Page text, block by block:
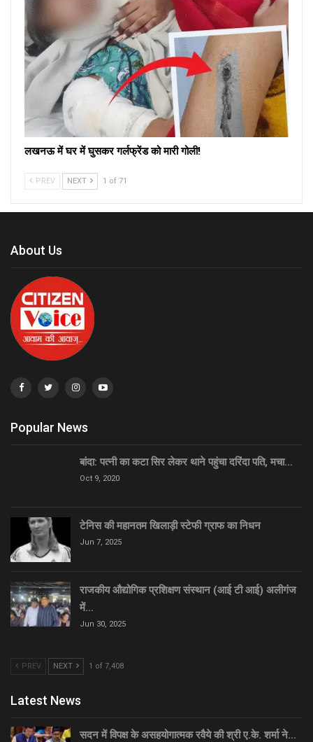
लखनऊ में घर में घुसकर गर्लफ्रेंड को मारी गोली!
PREV NEXT 1 of 71
About Us
Popular News
बांदा: पत्नी का कटा सिर लेकर थाने पहुंचा दरिंदा पति, मचा…
Oct 9, 2020
टेनिस की महानतम खिलाड़ी स्टेफी ग्राफ का निधन
Jun 7, 2025
राजकीय औद्योगिक प्रशिक्षण संस्थान (आई टी आई) अलीगंज
में…
Jun 30, 2025
PREV NEXT 1 of 7,408
Latest News
सदन में विपक्ष के असहयोगात्मक रवैये की श्री ए.के. शर्मा ने…